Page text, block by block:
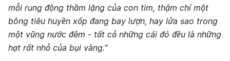
mỗi rung động thầm lặng của con tim, thậm chí một
bông tiêu huyền xốp đang bay lượn, hay lửa sao trong
một vũng nước đêm - tất cả những cái đó đều là những
hạt rất nhỏ của bụi vàng."